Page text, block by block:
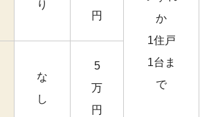
か
1住戸
1台ま
で
り
円
な
し
5
万
円